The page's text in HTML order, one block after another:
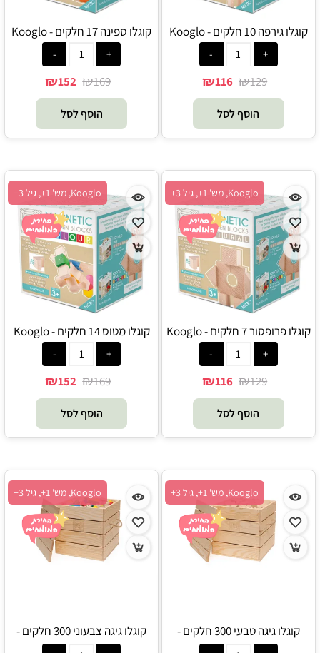
קוגלו גירפה 10 חלקים - Kooglo
₪129
₪116
הוסף לסל
קוגלו ספינה 17 חלקים - Kooglo
₪169
₪152
הוסף לסל
Kooglo, מש' 1+, גיל 3+
קוגלו פרופסור 7 חלקים - Kooglo
₪129
₪116
הוסף לסל
Kooglo, מש' 1+, גיל 3+
קוגלו מטוס 14 חלקים - Kooglo
₪169
₪152
הוסף לסל
Kooglo, מש' 1+, גיל 3+
קוגלו גיגה טבעי 300 חלקים -
Kooglo
Kooglo, מש' 1+, גיל 3+
קוגלו גיגה צבעוני 300 חלקים -
Kooglo